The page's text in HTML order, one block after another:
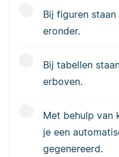
Bij figuren
eronder.
Bij tabellen
erboven.
Met behulp van
je een
gegenereerd.